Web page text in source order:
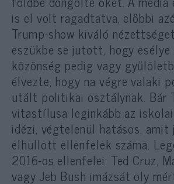
is el volt ragadtatva, előbbi
Trump-show kiváló
eszükbe se jutott, hogy esélye
közönség pedig vagy
élvezte, hogy na végre valaki
utált politikai osztálynak. Bár
vitastílusa leginkább az
idézi, végtelenül hatásos,
elhullott ellenfelek száma.
2016-os ellenfelei: Ted Cruz,
vagy Jeb Bush imázsát oly